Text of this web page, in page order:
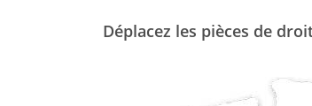
Déplacez les pièces de